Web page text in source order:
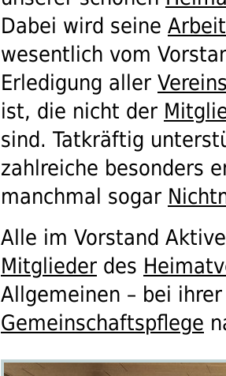
Dabei wird seine Arbeit
wesentlich vom
Erledigung aller
ist, die nicht der
sind. Tatkräftig
zahlreiche besonders
manchmal sogar
Alle im Vorstand
Mitglieder des
Allgemeinen – bei
Gemeinschaftspflege